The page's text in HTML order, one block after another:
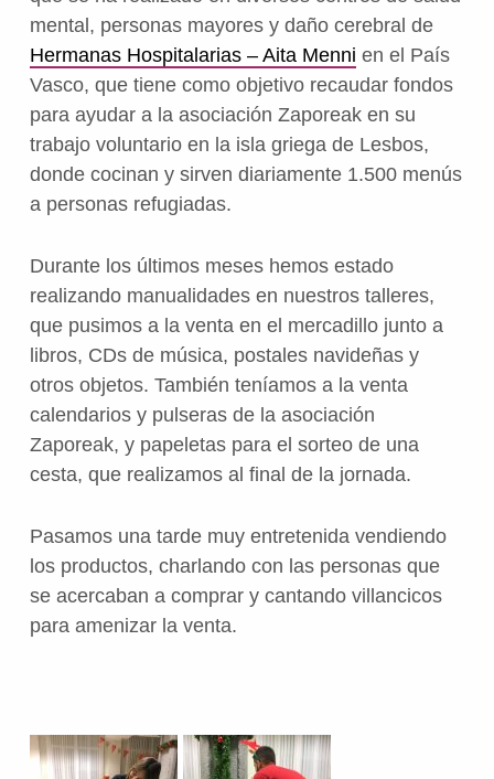
mental, personas mayores y daño cerebral de
Hermanas Hospitalarias – Aita Menni en el País
Vasco, que tiene como objetivo recaudar fondos
para ayudar a la asociación Zaporeak en su
trabajo voluntario en la isla griega de Lesbos,
donde cocinan y sirven diariamente 1.500 menús
a personas refugiadas.
Durante los últimos meses hemos estado
realizando manualidades en nuestros talleres,
que pusimos a la venta en el mercadillo junto a
libros, CDs de música, postales navideñas y
otros objetos. También teníamos a la venta
calendarios y pulseras de la asociación
Zaporeak, y papeletas para el sorteo de una
cesta, que realizamos al final de la jornada.
Pasamos una tarde muy entretenida vendiendo
los productos, charlando con las personas que
se acercaban a comprar y cantando villancicos
para amenizar la venta.